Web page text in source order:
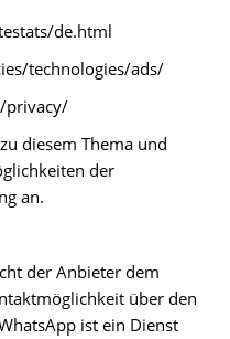
de.html
technologies/ads/
privacy/
diesem Thema und
der
an.
der Anbieter dem
über den
ist ein Dienst